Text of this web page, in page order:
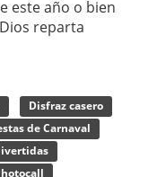
este año o bien
reparta
Disfraz casero
de Carnaval